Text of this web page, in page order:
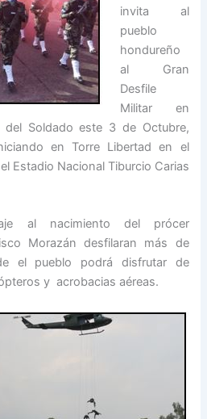
invita al
pueblo
hondureño
al Gran
Desfile
Militar en
del Soldado este 3 de Octubre,
en Torre Libertad en el
Estadio Nacional Tiburcio Carias
al nacimiento del prócer
Morazán desfilaran más de
el pueblo podrá disfrutar de
y acrobacias aéreas.